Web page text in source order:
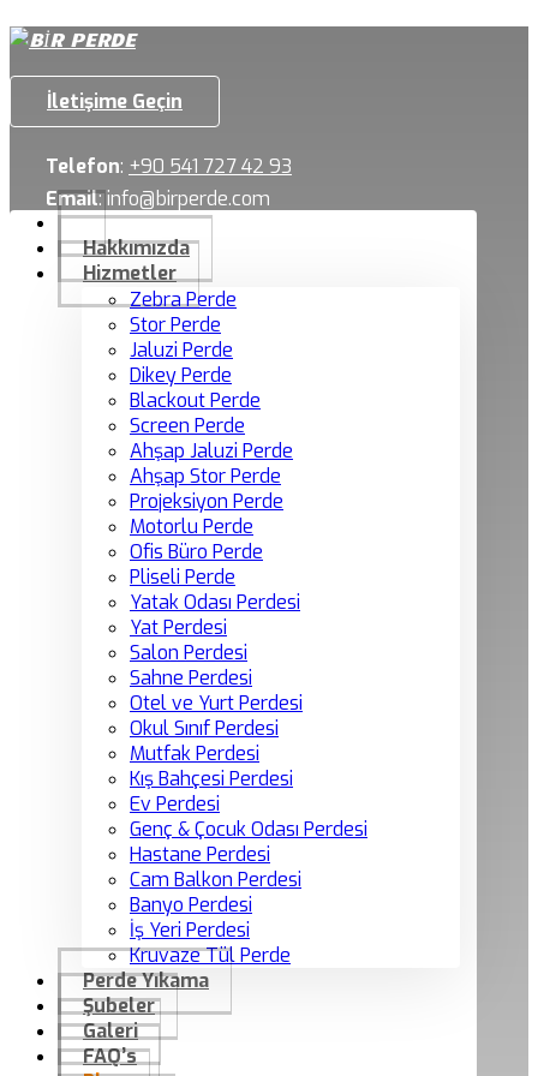
İletişime Geçin
Telefon: +90 541 727 42 93
Email:info@birperde.com
Hakkımızda
Hizmetler
Zebra Perde
Stor Perde
Jaluzi Perde
Dikey Perde
Blackout Perde
Screen Perde
Ahşap Jaluzi Perde
Ahşap Stor Perde
Projeksiyon Perde
Motorlu Perde
Ofis Büro Perde
Pliseli Perde
Yatak Odası Perdesi
Yat Perdesi
Salon Perdesi
Sahne Perdesi
Otel ve Yurt Perdesi
Okul Sınıf Perdesi
Mutfak Perdesi
Kış Bahçesi Perdesi
Ev Perdesi
Genç & Çocuk Odası Perdesi
Hastane Perdesi
Cam Balkon Perdesi
Banyo Perdesi
İş Yeri Perdesi
Kruvaze Tül Perde
Perde Yıkama
Şubeler
Galeri
FAQ’s